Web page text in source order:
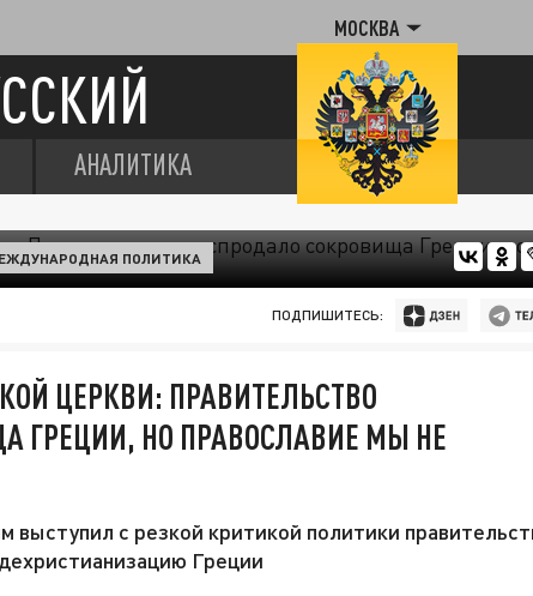
МОСКВА
АНАЛИТИКА
ПОЛИТИКА
ПОДПИШИТЕСЬ:
ЦЕРКВИ: ПРАВИТЕЛЬСТВО
ГРЕЦИИ, НО ПРАВОСЛАВИЕ МЫ НЕ
выступил с резкой критикой политики
Греции